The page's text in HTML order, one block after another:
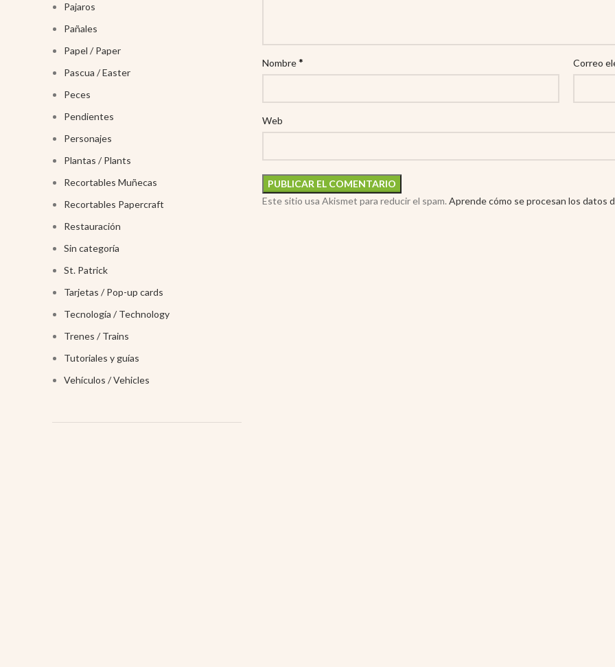
Nombre* Correo
Web
Este sitio usa Akismet para reducir el spam. Aprende cómo se procesan los datos
Pajaros
Pañales
Papel / Paper
Pascua / Easter
Peces
Pendientes
Personajes
Plantas / Plants
Recortables Muñecas
Recortables Papercraft
Restauración
Sin categoría
St. Patrick
Tarjetas / Pop-up cards
Tecnología / Technology
Trenes / Trains
Tutoriales y guías
Vehículos / Vehicles